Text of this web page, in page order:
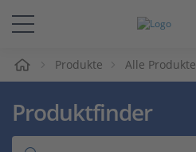
Lösungen & Produkte
Support
Produkte Alle Produkte
Produktfinder